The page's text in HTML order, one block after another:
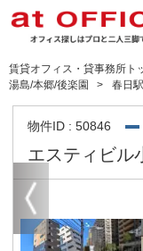
賃貸オフィス・貸事務所ト
湯島/本郷/後楽園
春日駅
物件ID : 50846
エスティビル